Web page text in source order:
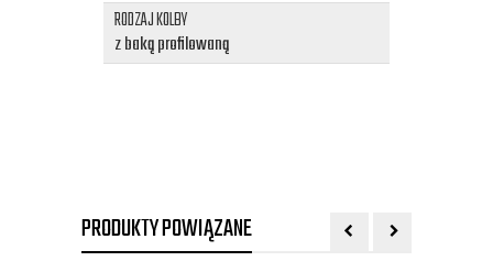
RODZAJ KOLBY
z baką profilowaną
PRODUKTY POWIĄZANE